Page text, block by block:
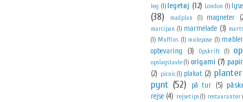
leg (1) legetøj (12) London (1)
(38)
madplan (1) magneter
marcipan (1) marmelade (3) marts
(1) Muffins (1) mulepose (1) møbler
opbevaring (3) Opskrift (1)
opslagstavle (1) origami (7) papir
(2) picnic (1) plakat (2) planter
pynt (52) på tur (5)
rejse (4) rejsetips (1) restauranter